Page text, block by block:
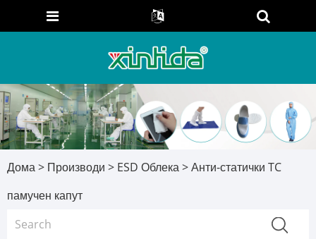
Дома> Производи > ESD Облека> Анти-статички TC
памучен капут